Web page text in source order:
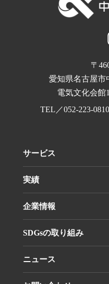
〒
愛知県名古屋市
電気文化会館
TEL／052-223-0810
サービス
実績
企業情報
SDGsの取り組み
ニュース